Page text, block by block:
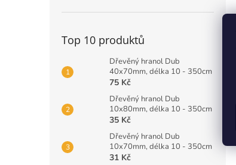
Top 10 produktů
Dřevěný hranol Dub
40x70mm, délka 10 - 350cm
75 Kč
Dřevěný hranol Dub
10x80mm, délka 10 - 350cm
35 Kč
Dřevěný hranol Dub
10x70mm, délka 10 - 350cm
31 Kč